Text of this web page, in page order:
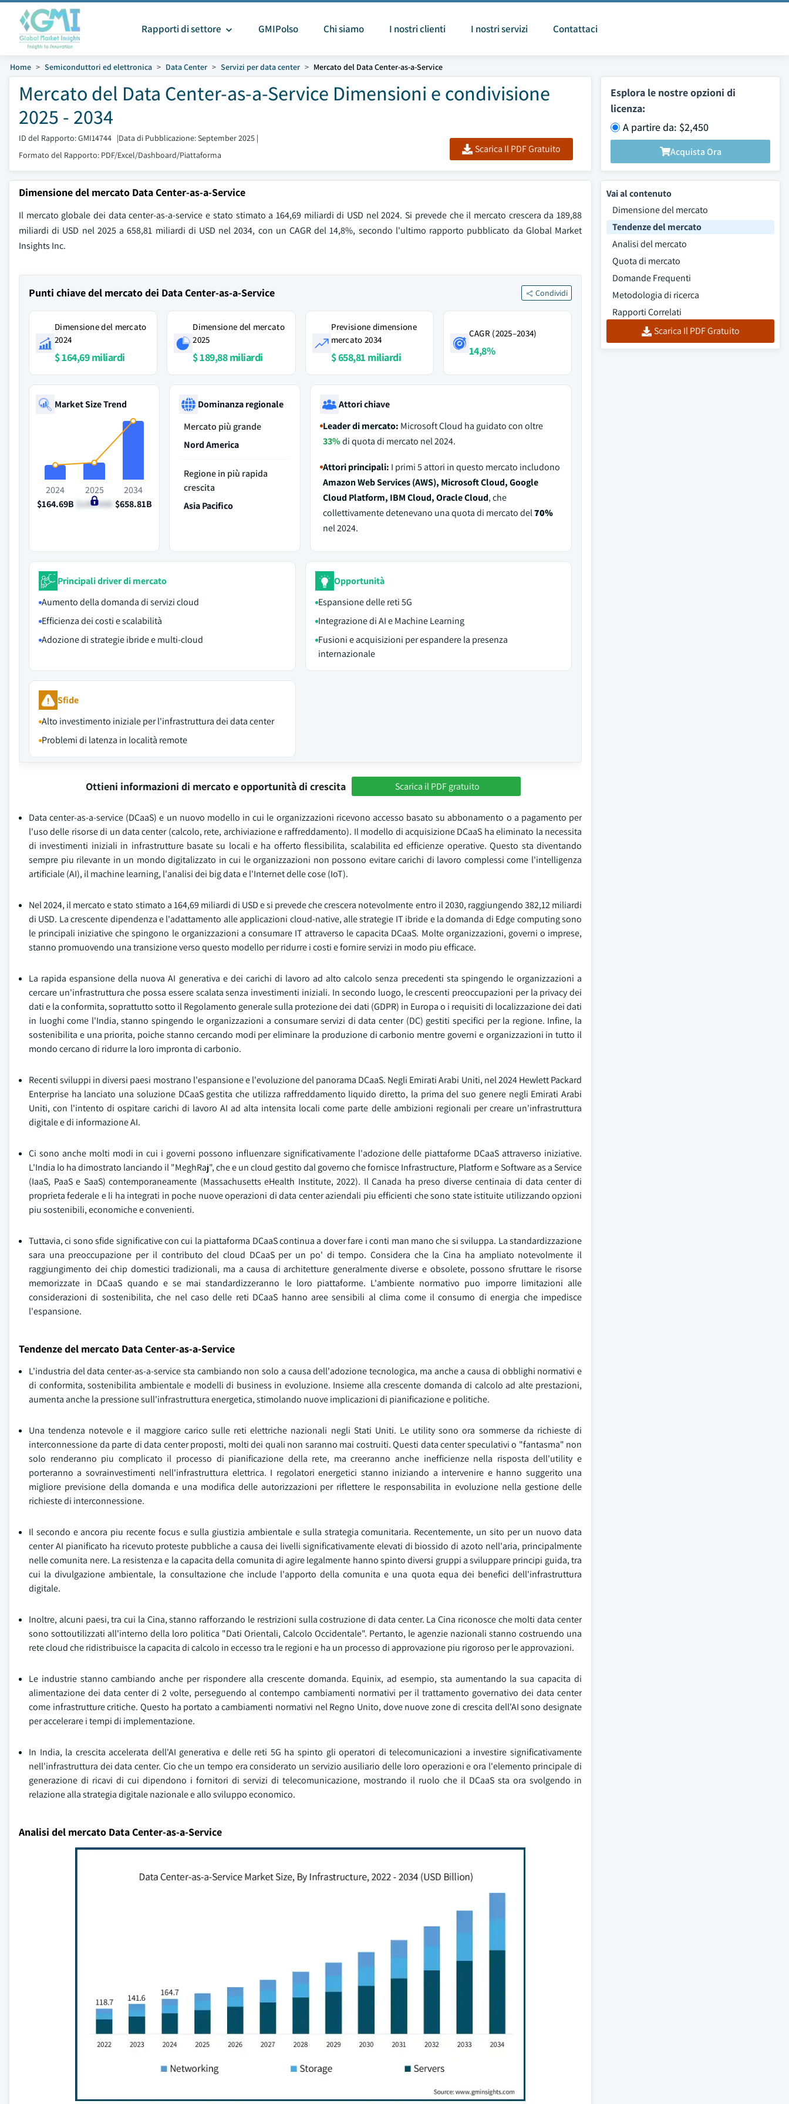
Rapporti di settore GMIPolso Chi siamo I nostri clienti I nostri servizi Contattaci
Home Semiconduttori ed elettronica Data Center Servizi per data center Mercato del Data Center-as-a-Service
Mercato del Data Center-as-a-Service Dimensioni e condivisione
2025 - 2034
ID del Rapporto: GMI14744 |Data di Pubblicazione: September 2025 |
Formato del Rapporto: PDF/Excel/Dashboard/Piattaforma
Scarica Il PDF Gratuito
Esplora le nostre opzioni di
licenza:
A partire da: $2,450
Acquista Ora
Dimensione del mercato Data Center-as-a-Service
Il mercato globale dei data center-as-a-service e stato stimato a 164,69 miliardi di USD nel 2024. Si prevede che il mercato crescera da 189,88
miliardi di USD nel 2025 a 658,81 miliardi di USD nel 2034, con un CAGR del 14,8%, secondo l'ultimo rapporto pubblicato da Global Market
Insights Inc.
Punti chiave del mercato dei Data Center-as-a-Service Condividi
Dimensione del mercato
2024
$ 164,69 miliardi
Dimensione del mercato
2025
$ 189,88 miliardi
Previsione dimensione
mercato 2034
$ 658,81 miliardi
CAGR (2025–2034)
14,8%
Market Size Trend
2024
$164.69B
2025
$189.88B
2034
$658.81B
Dominanza regionale
Mercato più grande
Nord America
Regione in più rapida
crescita
Asia Pacifico
Attori chiave
Leader di mercato: Microsoft Cloud ha guidato con oltre
33%di quota di mercato nel 2024.
Attori principali: I primi 5 attori in questo mercato includono
Amazon Web Services (AWS), Microsoft Cloud, Google
Cloud Platform, IBM Cloud, Oracle Cloud, che
collettivamente detenevano una quota di mercato del70%
nel 2024.
Principali driver di mercato
Aumento della domanda di servizi cloud
Efficienza dei costi e scalabilità
Adozione di strategie ibride e multi-cloud
Opportunità
Espansione delle reti 5G
Integrazione di AI e Machine Learning
Fusioni e acquisizioni per espandere la presenza
internazionale
Sfide
Alto investimento iniziale per l'infrastruttura dei data center
Problemi di latenza in località remote
Ottieni informazioni di mercato e opportunità di crescita Scarica il PDF gratuito
Data center-as-a-service (DCaaS) e un nuovo modello in cui le organizzazioni ricevono accesso basato su abbonamento o a pagamento per
l'uso delle risorse di un data center (calcolo, rete, archiviazione e raffreddamento). Il modello di acquisizione DCaaS ha eliminato la necessita
di investimenti iniziali in infrastrutture basate su locali e ha offerto flessibilita, scalabilita ed efficienze operative. Questo sta diventando
sempre piu rilevante in un mondo digitalizzato in cui le organizzazioni non possono evitare carichi di lavoro complessi come l'intelligenza
artificiale (AI), il machine learning, l'analisi dei big data e l'Internet delle cose (IoT).
Nel 2024, il mercato e stato stimato a 164,69 miliardi di USD e si prevede che crescera notevolmente entro il 2030, raggiungendo 382,12 miliardi
di USD. La crescente dipendenza e l'adattamento alle applicazioni cloud-native, alle strategie IT ibride e la domanda di Edge computing sono
le principali iniziative che spingono le organizzazioni a consumare IT attraverso le capacita DCaaS. Molte organizzazioni, governi o imprese,
stanno promuovendo una transizione verso questo modello per ridurre i costi e fornire servizi in modo piu efficace.
La rapida espansione della nuova AI generativa e dei carichi di lavoro ad alto calcolo senza precedenti sta spingendo le organizzazioni a
cercare un'infrastruttura che possa essere scalata senza investimenti iniziali. In secondo luogo, le crescenti preoccupazioni per la privacy dei
dati e la conformita, soprattutto sotto il Regolamento generale sulla protezione dei dati (GDPR) in Europa o i requisiti di localizzazione dei dati
in luoghi come l'India, stanno spingendo le organizzazioni a consumare servizi di data center (DC) gestiti specifici per la regione. Infine, la
sostenibilita e una priorita, poiche stanno cercando modi per eliminare la produzione di carbonio mentre governi e organizzazioni in tutto il
mondo cercano di ridurre la loro impronta di carbonio.
Recenti sviluppi in diversi paesi mostrano l'espansione e l'evoluzione del panorama DCaaS. Negli Emirati Arabi Uniti, nel 2024 Hewlett Packard
Enterprise ha lanciato una soluzione DCaaS gestita che utilizza raffreddamento liquido diretto, la prima del suo genere negli Emirati Arabi
Uniti, con l'intento di ospitare carichi di lavoro AI ad alta intensita locali come parte delle ambizioni regionali per creare un'infrastruttura
digitale e di informazione AI.
Ci sono anche molti modi in cui i governi possono influenzare significativamente l'adozione delle piattaforme DCaaS attraverso iniziative.
L'India lo ha dimostrato lanciando il "MeghRaj", che e un cloud gestito dal governo che fornisce Infrastructure, Platform e Software as a Service
(IaaS, PaaS e SaaS) contemporaneamente (Massachusetts eHealth Institute, 2022). Il Canada ha preso diverse centinaia di data center di
proprieta federale e li ha integrati in poche nuove operazioni di data center aziendali piu efficienti che sono state istituite utilizzando opzioni
piu sostenibili, economiche e convenienti.
Tuttavia, ci sono sfide significative con cui la piattaforma DCaaS continua a dover fare i conti man mano che si sviluppa. La standardizzazione
sara una preoccupazione per il contributo del cloud DCaaS per un po' di tempo. Considera che la Cina ha ampliato notevolmente il
raggiungimento dei chip domestici tradizionali, ma a causa di architetture generalmente diverse e obsolete, possono sfruttare le risorse
memorizzate in DCaaS quando e se mai standardizzeranno le loro piattaforme. L'ambiente normativo puo imporre limitazioni alle
considerazioni di sostenibilita, che nel caso delle reti DCaaS hanno aree sensibili al clima come il consumo di energia che impedisce
l'espansione.
Tendenze del mercato Data Center-as-a-Service
L'industria del data center-as-a-service sta cambiando non solo a causa dell'adozione tecnologica, ma anche a causa di obblighi normativi e
di conformita, sostenibilita ambientale e modelli di business in evoluzione. Insieme alla crescente domanda di calcolo ad alte prestazioni,
aumenta anche la pressione sull'infrastruttura energetica, stimolando nuove implicazioni di pianificazione e politiche.
Una tendenza notevole e il maggiore carico sulle reti elettriche nazionali negli Stati Uniti. Le utility sono ora sommerse da richieste di
interconnessione da parte di data center proposti, molti dei quali non saranno mai costruiti. Questi data center speculativi o "fantasma" non
solo renderanno piu complicato il processo di pianificazione della rete, ma creeranno anche inefficienze nella risposta dell'utility e
porteranno a sovrainvestimenti nell'infrastruttura elettrica. I regolatori energetici stanno iniziando a intervenire e hanno suggerito una
migliore previsione della domanda e una modifica delle autorizzazioni per riflettere le responsabilita in evoluzione nella gestione delle
richieste di interconnessione.
Il secondo e ancora piu recente focus e sulla giustizia ambientale e sulla strategia comunitaria. Recentemente, un sito per un nuovo data
center AI pianificato ha ricevuto proteste pubbliche a causa dei livelli significativamente elevati di biossido di azoto nell'aria, principalmente
nelle comunita nere. La resistenza e la capacita della comunita di agire legalmente hanno spinto diversi gruppi a sviluppare principi guida, tra
cui la divulgazione ambientale, la consultazione che include l'apporto della comunita e una quota equa dei benefici dell'infrastruttura
digitale.
Inoltre, alcuni paesi, tra cui la Cina, stanno rafforzando le restrizioni sulla costruzione di data center. La Cina riconosce che molti data center
sono sottoutilizzati all'interno della loro politica "Dati Orientali, Calcolo Occidentale". Pertanto, le agenzie nazionali stanno costruendo una
rete cloud che ridistribuisce la capacita di calcolo in eccesso tra le regioni e ha un processo di approvazione piu rigoroso per le approvazioni.
Le industrie stanno cambiando anche per rispondere alla crescente domanda. Equinix, ad esempio, sta aumentando la sua capacita di
alimentazione dei data center di 2 volte, perseguendo al contempo cambiamenti normativi per il trattamento governativo dei data center
come infrastrutture critiche. Questo ha portato a cambiamenti normativi nel Regno Unito, dove nuove zone di crescita dell'AI sono designate
per accelerare i tempi di implementazione.
In India, la crescita accelerata dell'AI generativa e delle reti 5G ha spinto gli operatori di telecomunicazioni a investire significativamente
nell'infrastruttura dei data center. Cio che un tempo era considerato un servizio ausiliario delle loro operazioni e ora l'elemento principale di
generazione di ricavi di cui dipendono i fornitori di servizi di telecomunicazione, mostrando il ruolo che il DCaaS sta ora svolgendo in
relazione alla strategia digitale nazionale e allo sviluppo economico.
Analisi del mercato Data Center-as-a-Service
Vai al contenuto
Dimensione del mercato
Tendenze del mercato
Analisi del mercato
Quota di mercato
Domande Frequenti
Metodologia di ricerca
Rapporti Correlati
Scarica Il PDF Gratuito